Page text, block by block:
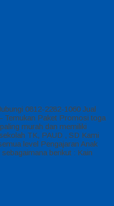
0812-2282-1060 Jual
Temukan Paket Promosi toga
murah dan memiliki
TK, PAUD , SD Kami
level Pengajaran Anak
berikut : Kain